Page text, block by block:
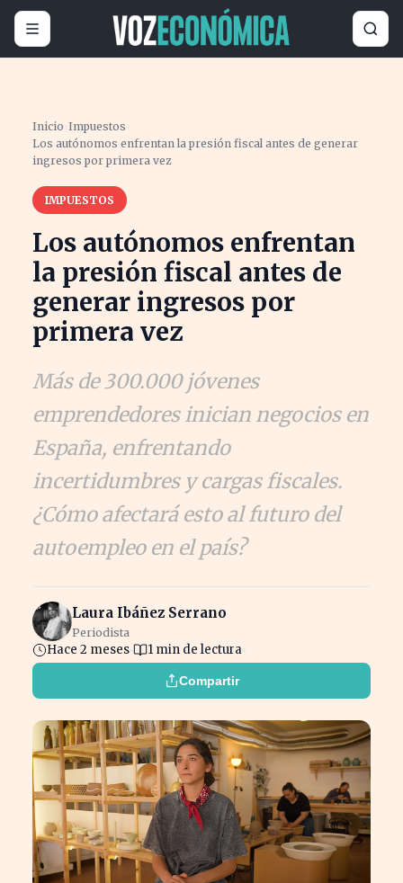
Inicio ›Impuestos ›
Los autónomos enfrentan la presión fiscal antes de generar
ingresos por primera vez
IMPUESTOS
Los autónomos enfrentan
la presión fiscal antes de
generar ingresos por
primera vez
Más de 300.000 jóvenes
emprendedores inician negocios en
España, enfrentando
incertidumbres y cargas fiscales.
¿Cómo afectará esto al futuro del
autoempleo en el país?
Laura Ibáñez Serrano
Periodista
Hace 2 meses 1 min de lectura
Compartir